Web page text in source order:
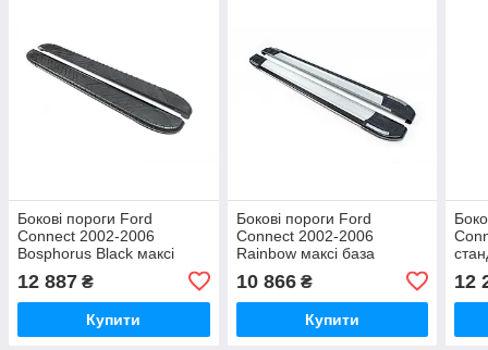
Бокові пороги Ford
Connect 2002-2006
Bosphorus Black максі
12 887 ₴
Купити
Бокові пороги Ford
Connect 2002-2006
Rainbow максі база
10 866₴
Купити
12